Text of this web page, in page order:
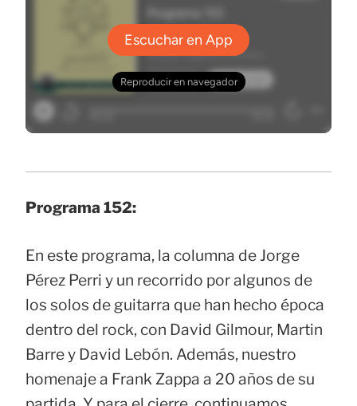
Programa 152:
En este programa, la columna de Jorge
Pérez Perri y un recorrido por algunos de
los solos de guitarra que han hecho época
dentro del rock, con David Gilmour, Martin
Barre y David Lebón. Además, nuestro
homenaje a Frank Zappa a 20 años de su